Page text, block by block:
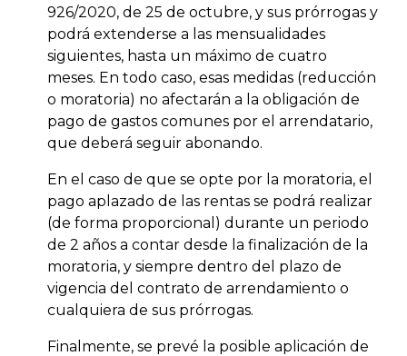
926/2020, de 25 de octubre, y sus prórrogas y
podrá extenderse a las mensualidades
siguientes, hasta un máximo de cuatro
meses. En todo caso, esas medidas (reducción
o moratoria) no afectarán a la obligación de
pago de gastos comunes por el arrendatario,
que deberá seguir abonando.
En el caso de que se opte por la moratoria, el
pago aplazado de las rentas se podrá realizar
(de forma proporcional) durante un periodo
de 2 años a contar desde la finalización de la
moratoria, y siempre dentro del plazo de
vigencia del contrato de arrendamiento o
cualquiera de sus prórrogas.
Finalmente, se prevé la posible aplicación de